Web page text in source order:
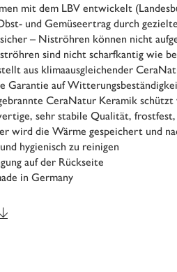
mit dem LBV entwickelt
und Gemüseertrag durch
– Niströhren können nicht
sind nicht scharfkantig wie
aus klimaausgleichender
Garantie auf
CeraNatur Keramik schützt
sehr stabile Qualität,
wird die Wärme gespeichert und
hygienisch zu reinigen
auf der Rückseite
in Germany